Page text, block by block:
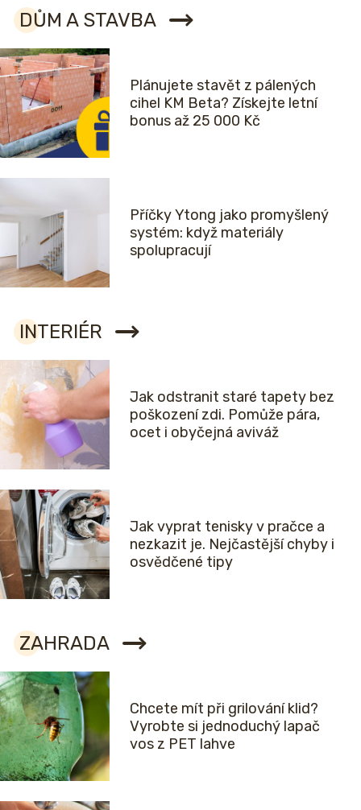
DŮM A STAVBA
Plánujete stavět z pálených
cihel KM Beta? Získejte letní
bonus až 25 000 Kč
Příčky Ytong jako promyšlený
systém: když materiály
spolupracují
INTERIÉR
Jak odstranit staré tapety bez
poškození zdi. Pomůže pára,
ocet i obyčejná aviváž
Jak vyprat tenisky v pračce a
nezkazit je. Nejčastější chyby i
osvědčené tipy
ZAHRADA
Chcete mít při grilování klid?
Vyrobte si jednoduchý lapač
vos z PET lahve